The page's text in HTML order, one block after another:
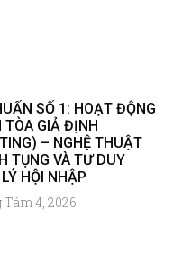
SỐ 1: HOẠT ĐỘNG
TÒA GIẢ ĐỊNH
– NGHỆ THUẬT
TỤNG VÀ TƯ DUY
HỘI NHẬP
4, 2026